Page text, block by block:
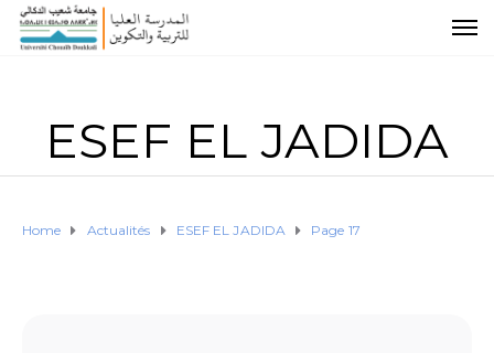
ESEF EL JADIDA
Home Actualités ESEF EL JADIDA Page 17